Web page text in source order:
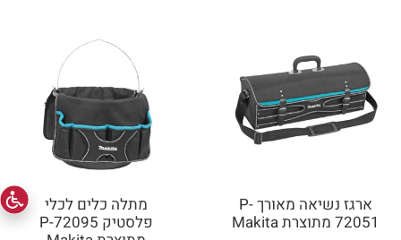
ארגז נשיאה מאורך P-
72051 מתוצרת Makita
מתלה כלים לכלי
פלסטיק P-72095